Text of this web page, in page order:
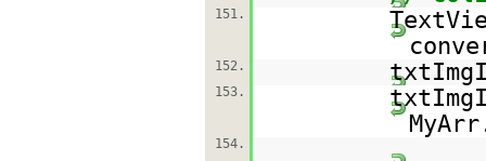
151.
152.
153.
154.